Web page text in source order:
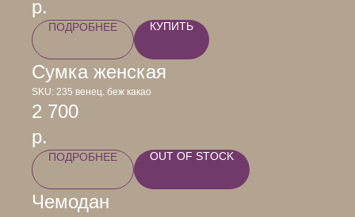
р.
ПОДРОБНЕЕ КУПИТЬ
Сумка женская
SKU: 235 венец. беж какао
2 700
р.
ПОДРОБНЕЕ OUT OF STOCK
Чемодан